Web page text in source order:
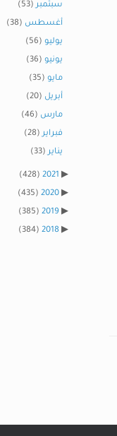
سبتمبر(53)
أغسطس (38)
يوليو (56)
يونيو (36)
مايو (35)
أبريل (20)
مارس (46)
فبراير(28)
يناير(33)
2021
(428)
2020
(435)
2019
(385)
2018
(384)